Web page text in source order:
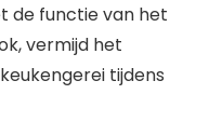
de functie van het
vermijd het
tijdens